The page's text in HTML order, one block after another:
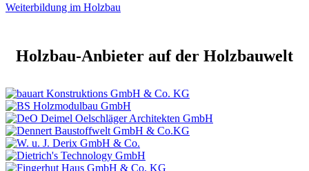
Weiterbildung im Holzbau
Holzbau-Anbieter auf der Holzbauwelt